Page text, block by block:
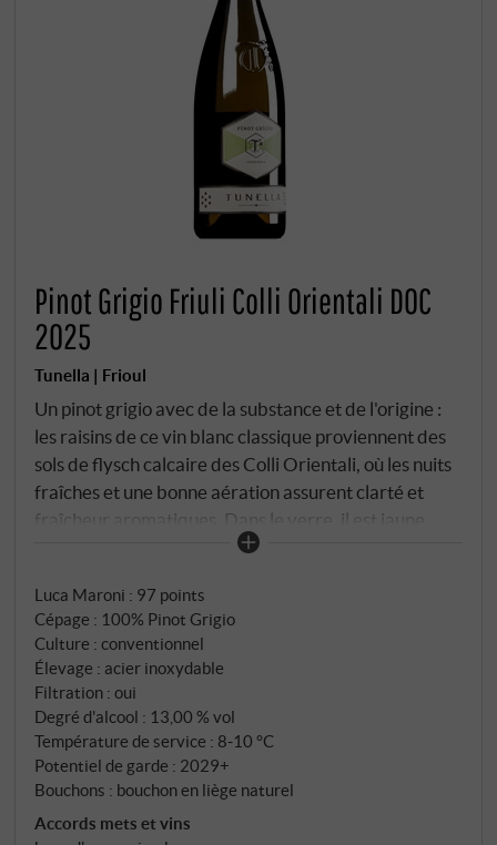
Pinot Grigio Friuli Colli Orientali DOC
2025
Tunella | Frioul
Un pinot grigio avec de la substance et de l'origine :
les raisins de ce vin blanc classique proviennent des
sols de flysch calcaire des Colli Orientali, où les nuits
fraîches et une bonne aération assurent clarté et
fraîcheur aromatiques. Dans le verre, il est jaune
paille pâle avec des reflets verts. Le parfum est
blanches et un soupçon de zeste de citron. En
bouche, il est sec, vif et droit, avec un fruité fin, une
minéralité subtile et une structure acide équilibrée.
Un représentant élégant de son cépage qui ne mise
pas sur un fruit superficiel, mais sur l'équilibre et la
fluidité. SUPERIORE.DE
Luca Maroni : 97 points
Cépage : 100% Pinot Grigio
Culture : conventionnel
Élevage : acier inoxydable
Filtration : oui
Degré d'alcool : 13,00 % vol
Température de service : 8‑10 °C
Potentiel de garde : 2029+
Bouchons : bouchon en liège naturel
Accords mets et vins